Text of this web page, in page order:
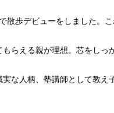
散歩デビューをしました。
らえる親が理想。芯をし
な人柄、塾講師として教